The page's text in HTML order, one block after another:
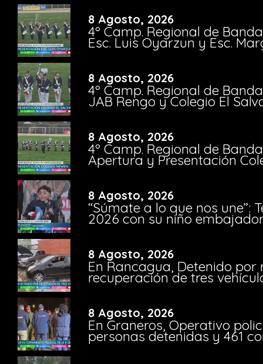
8 Agosto, 2026
4º Camp. Regional de
Esc. Luis Oyarzun y Esc.
8 Agosto, 2026
4º Camp. Regional de
JAB Rengo y Colegio El
8 Agosto, 2026
4º Camp. Regional de
Apertura y Presentación
8 Agosto, 2026
“Súmate a lo que nos une”:
2026 con su niño
8 Agosto, 2026
En Rancagua, Detenido por
recuperación de tres
8 Agosto, 2026
En Graneros, Operativo
personas detenidas y 461